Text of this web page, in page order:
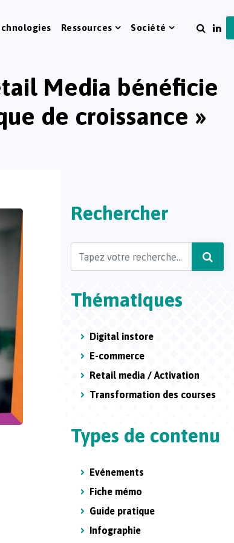
Ressources Société
Media bénéficie
de croissance »
Rechercher
Thématiques
Digital instore
E-commerce
Retail media / Activation
Transformation des courses
Types de contenu
Evénements
Fiche mémo
Guide pratique
Infographie